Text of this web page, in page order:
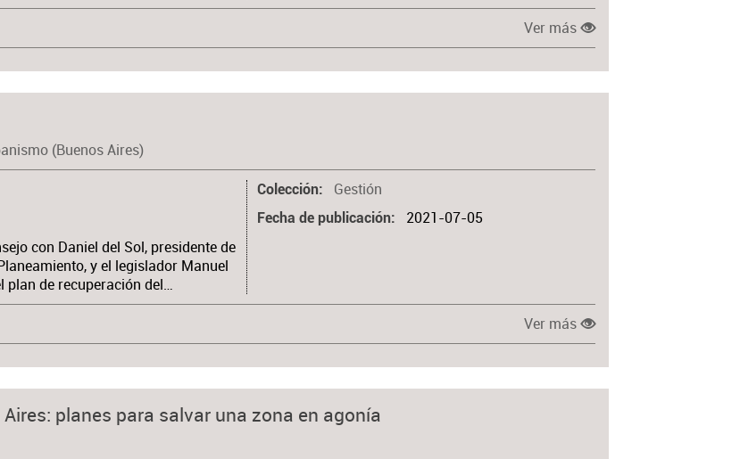
Ver más
(Buenos Aires)
con Daniel del Sol, presidente de
y el legislador Manuel
plan de recuperación del…
Colección Gestión
Fecha de publicación 2021-07-05
Ver más
planes para salvar una zona en agonía